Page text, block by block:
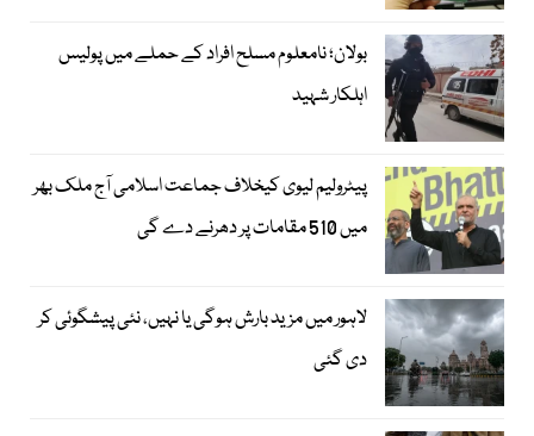
بولان؛ نامعلوم مسلح افراد کے حملے میں پولیس
اہلکار شہید
پیٹرولیم لیوی کیخلاف جماعت اسلامی آج ملک بھر
میں 510 مقامات پر دھرنے دے گی
لاہور میں مزید بارش ہوگی یا نہیں، نئی پیشگوئی کر
دی گئی